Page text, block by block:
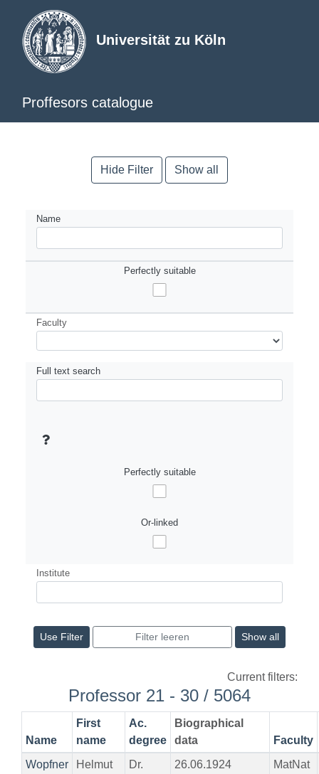
Universität zu Köln
Proffesors catalogue
Hide Filter Show all
Name
Perfectly suitable
Faculty
Full text search
Perfectly suitable
Or-linked
Institute
Show all
Current filters:
Professor 21 - 30 / 5064
Name
First
name
Ac.
degree
Biographical
data
Faculty
Wopfner
Helmut
Dr.
26.06.1924
MatNat